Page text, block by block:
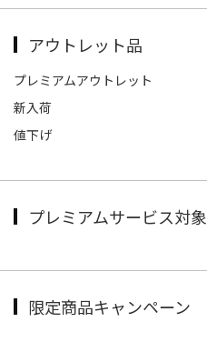
アウトレット品
プレミアムアウトレット
新入荷
値下げ
プレミアムサービス対象
限定商品キャンペーン